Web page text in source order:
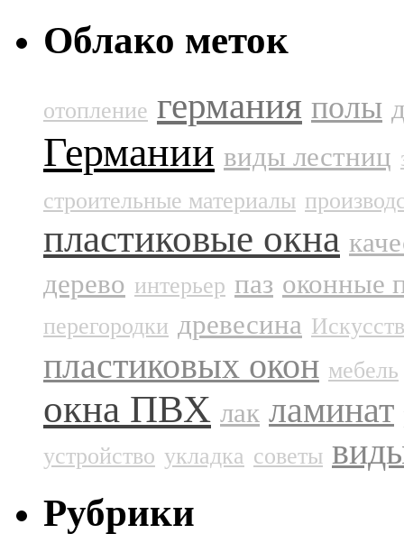
Облако меток
отопление германия полы
Германии виды лестниц
строительные материалы
пластиковые окна
дерево интерьер паз оконные
перегородки древесина
пластиковых окон мебель
окна ПВХ лак ламинат
устройство укладка советы
Рубрики